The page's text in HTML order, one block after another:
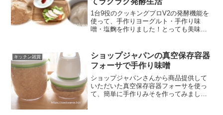
シピ開発をさせていただいていた管理人
の知恵もご紹介させていただきます！
1台9役のクッキングプロV2の発酵機能を
使って、手作りヨーグルト・手作り味
噌・塩麴を作りました！とっても美味し
キッチン雑貨
ショップジャパンの真空保存容器
フォーサで手作り味噌
ショップジャパンさんから商品提供して
いただいた真空保存容器フォーサを使っ
て、簡単に手作りみそを作ってみまし